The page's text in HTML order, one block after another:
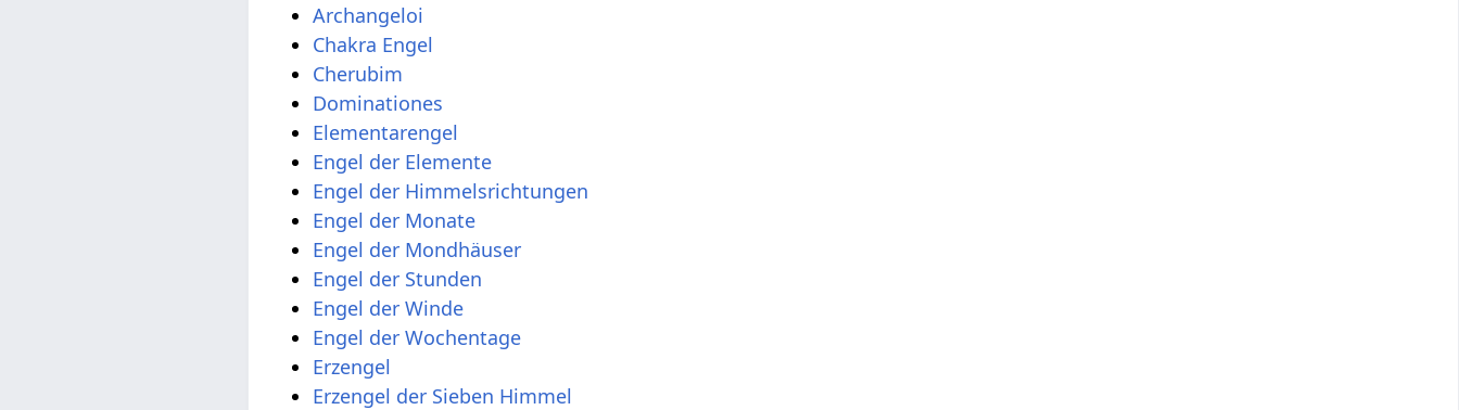
Archangeloi
Chakra Engel
Cherubim
Dominationes
Elementarengel
Engel der Elemente
Engel der Himmelsrichtungen
Engel der Monate
Engel der Mondhäuser
Engel der Stunden
Engel der Winde
Engel der Wochentage
Erzengel
Erzengel der Sieben Himmel